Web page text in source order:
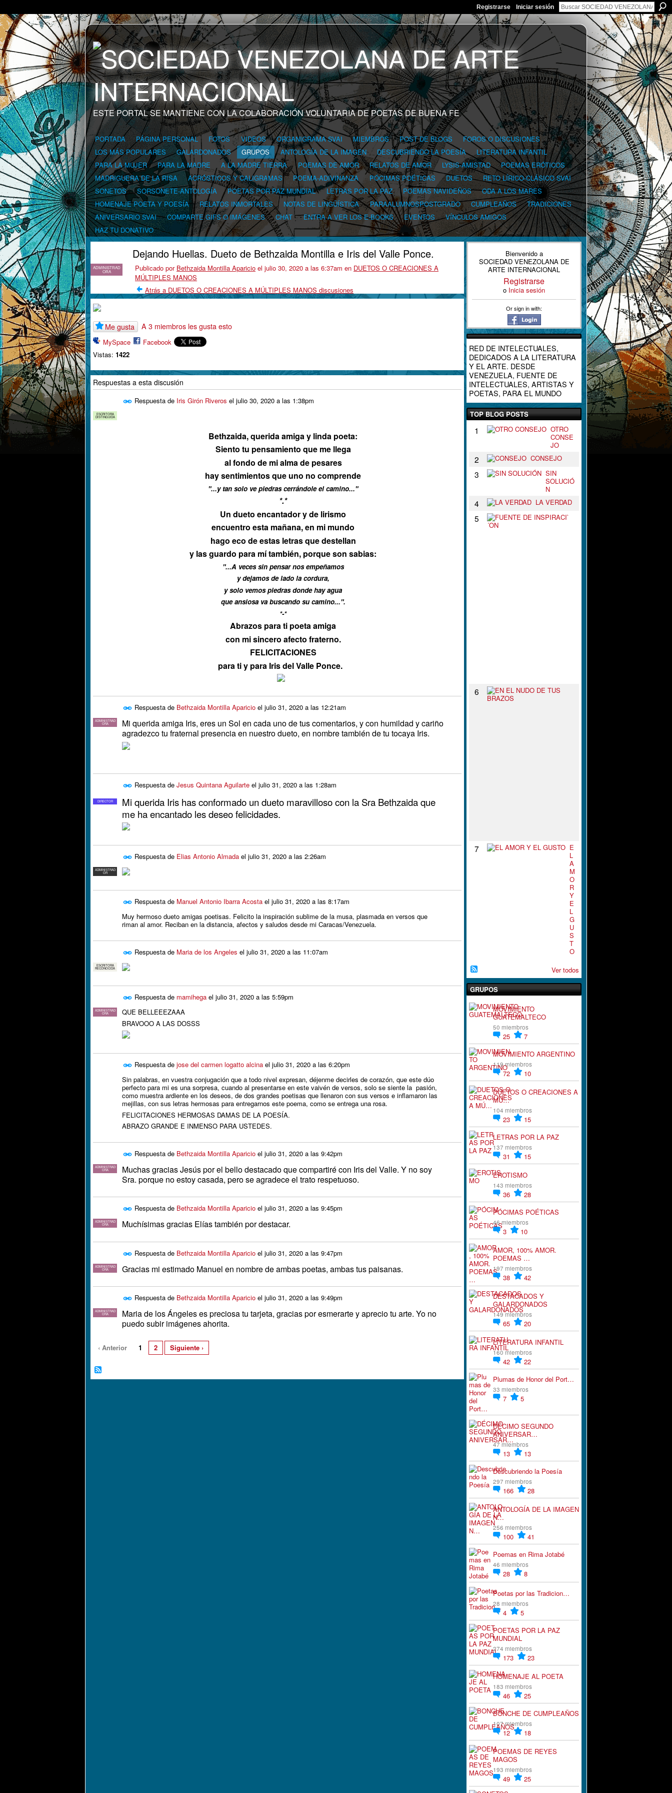
Registrarse Iniciar sesión
ESTE PORTAL SE MANTIENE CON LA COLABORACIÓN VOLUNTARIA DE POETAS DE BUENA FE
PORTADA PÁGINA PERSONAL FOTOS VIDEOS ORGANIGRAMA SVAI MIEMBROS POST DE BLOGS
FOROS O DISCUSIONES
LOS MÁS POPULARES
GALARDONADOS GRUPOS ANTOLOGÍA DE LA IMAGEN DESCUBRIENDO LA POESÍA
LITERATURA INFANTIL
PARA LA MUJER
PARA LA MADRE A LA MADRE TIERRA POEMAS DE AMOR RELATOS DE AMOR LYSIS-AMISTAD
POEMAS ERÓTICOS
MADRIGUERA DE LA RISA
ACRÓSTICOS Y CALIGRAMAS POEMA-ADIVINANZA PÓCIMAS POÉTICAS DUETOS
RETO LÍRICO-CLÁSICO SVAI
SONETOS
SORSONETE-ANTOLOGÍA POETAS POR PAZ MUNDIAL LETRAS POR LA PAZ POEMAS NAVIDEÑOS
ODA A LOS MARES
HOMENAJE POETA Y POESÍA
RELATOS INMORTALES NOTAS DE LINGÜÍSTICA PARAALUMNOSPOSTGRADO CUMPLEAÑOS
TRADICIONES
ANIVERSARIO SVAI
COMPARTE GIFS O IMÁGENES CHAT ENTRA A VER LOS E-BOOKS EVENTOS
VÍNCULOS AMIGOS
HAZ TU DONATIVO
ADMINISTRAD
ORA
Dejando Huellas. Dueto de Bethzaida Montilla e Iris del Valle Ponce.
Publicado por Bethzaida Montilla Aparicio el julio 30, 2020 a las 6:37am en DUETOS O CREACIONES A
MÚLTIPLES MANOS
Atrás a DUETOS O CREACIONES A MÚLTIPLES MANOS discusiones
Me gusta A 3 miembros les gusta esto
MySpace
Facebook
Vistas: 1422
Respuestas a esta discusión
ESCRITORA
DISTINGUIDA
Respuesta de Iris Girón Riveros el julio 30, 2020 a las 1:38pm
Bethzaida, querida amiga y linda poeta:
Siento tu pensamiento que me llega
al fondo de mi alma de pesares
hay sentimientos que uno no comprende
"...y tan solo ve piedras cerrándole el camino..."
*.*
Un dueto encantador y de lirismo
encuentro esta mañana, en mi mundo
hago eco de estas letras que destellan
y las guardo para mí también, porque son sabias:
"...A veces sin pensar nos empeñamos
y dejamos de lado la cordura,
y solo vemos piedras donde hay agua
que ansiosa va buscando su camino...".
*-*
Abrazos para ti poeta amiga
con mi sincero afecto fraterno.
FELICITACIONES
para ti y para Iris del Valle Ponce.
ADMINISTRAD
ORA
Respuesta de Bethzaida Montilla Aparicio el julio 31, 2020 a las 12:21am
Mi querida amiga Iris, eres un Sol en cada uno de tus comentarios, y con humildad y cariño
agradezco tu fraternal presencia en nuestro dueto, en nombre también de tu tocaya Iris.
DIRECTOR
Respuesta de Jesus Quintana Aguilarte el julio 31, 2020 a las 1:28am
Mi querida Iris has conformado un dueto maravilloso con la Sra Bethzaida que
me ha encantado les deseo felicidades.
ADMINISTRAD
OR
Respuesta de Elias Antonio Almada el julio 31, 2020 a las 2:26am
Respuesta de Manuel Antonio Ibarra Acosta el julio 31, 2020 a las 8:17am
Muy hermoso dueto amigas poetisas. Felicito la inspiración sublime de la musa, plasmada en versos que
riman al amor. Reciban en la distancia, afectos y saludos desde mi Caracas/Venezuela.
ESCRITORA
RECONOCIDA
Respuesta de Maria de los Angeles el julio 31, 2020 a las 11:07am
ADMINISTRAD
ORA
Respuesta de mamihega el julio 31, 2020 a las 5:59pm
QUE BELLEEEZAAA
BRAVOOO A LAS DOSSS
Respuesta de jose del carmen logatto alcina el julio 31, 2020 a las 6:20pm
Sin palabras, en vuestra conjugación que a todo nivel expresan, déjenme decirles de corazón, que este dúo
perfecto para mi es una sorpresa, cuando al presentarse en este vaivén de versos, solo se siente la pasión,
como muestra ardiente en los deseos, de dos grandes poetisas que llenaron con sus versos e inflamaron las
mejillas, con sus letras hermosas para entregarnos este poema, como se entrega una rosa.
FELICITACIONES HERMOSAS DAMAS DE LA POESÍA.
ABRAZO GRANDE E INMENSO PARA USTEDES.
ADMINISTRAD
ORA
Respuesta de Bethzaida Montilla Aparicio el julio 31, 2020 a las 9:42pm
Muchas gracias Jesús por el bello destacado que compartiré con Iris del Valle. Y no soy
Sra. porque no estoy casada, pero se agradece el trato respetuoso.
ADMINISTRAD
ORA
Respuesta de Bethzaida Montilla Aparicio el julio 31, 2020 a las 9:45pm
Muchísimas gracias Elías también por destacar.
ADMINISTRAD
ORA
Respuesta de Bethzaida Montilla Aparicio el julio 31, 2020 a las 9:47pm
Gracias mi estimado Manuel en nombre de ambas poetas, ambas tus paisanas.
ADMINISTRAD
ORA
Respuesta de Bethzaida Montilla Aparicio el julio 31, 2020 a las 9:49pm
Maria de los Ángeles es preciosa tu tarjeta, gracias por esmerarte y aprecio tu arte. Yo no
puedo subir imágenes ahorita.
‹ Anterior 1 2 Siguiente ›
Bienvenido a
SOCIEDAD VENEZOLANA DE
ARTE INTERNACIONAL
Registrarse
o Inicia sesión
Or sign in with:
RED DE INTELECTUALES,
DEDICADOS A LA LITERATURA
Y EL ARTE. DESDE
VENEZUELA, FUENTE DE
INTELECTUALES, ARTISTAS Y
POETAS, PARA EL MUNDO
TOP BLOG POSTS
1
OTRO
CONSE
JO
2 CONSEJO
3
SIN
SOLUCIÓ
N
4 LA VERDAD
5
6
7
E
L
A
M
O
R
Y
E
L
G
U
S
T
O
Ver todos
GRUPOS
MOVIMIENTO
GUATEMALTECO
50 miembros
25
7
MOVIMIENTO ARGENTINO
119 miembros
72
10
DUETOS O CREACIONES A
MÚ…
104 miembros
23
15
LETRAS POR LA PAZ
137 miembros
31
15
EROTISMO
143 miembros
36
28
PÓCIMAS POÉTICAS
46 miembros
3
10
AMOR, 100% AMOR.
POEMAS …
197 miembros
38
42
DESTACADOS Y
GALARDONADOS
149 miembros
65
20
LITERATURA INFANTIL
160 miembros
42
22
Plumas de Honor del Port…
33 miembros
7 5
DÉCIMO SEGUNDO
ANIVERSAR…
47 miembros
13
13
Descubriendo la Poesía
297 miembros
166
28
ANTOLOGÍA DE LA IMAGEN
N…
256 miembros
100
41
Poemas en Rima Jotabé
46 miembros
28 8
Poetas por las Tradicion…
28 miembros
4
5
POETAS POR LA PAZ
MUNDIAL
274 miembros
173
23
HOMENAJE AL POETA
183 miembros
46
25
BONCHE DE CUMPLEAÑOS
107 miembros
12
18
POEMAS DE REYES
MAGOS
193 miembros
49
25